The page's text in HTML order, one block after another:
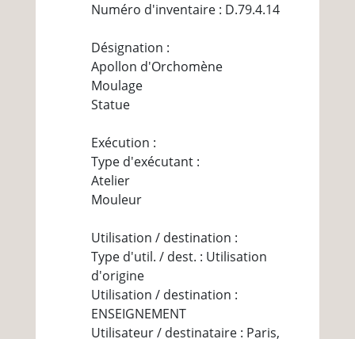
Numéro d'inventaire : D.79.4.14
Désignation :
Apollon d'Orchomène
Moulage
Statue
Exécution :
Type d'exécutant :
Atelier
Mouleur
Utilisation / destination :
Type d'util. / dest. : Utilisation
d'origine
Utilisation / destination :
ENSEIGNEMENT
Utilisateur / destinataire : Paris,